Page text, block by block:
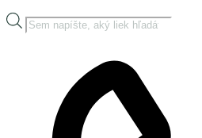
Products
search